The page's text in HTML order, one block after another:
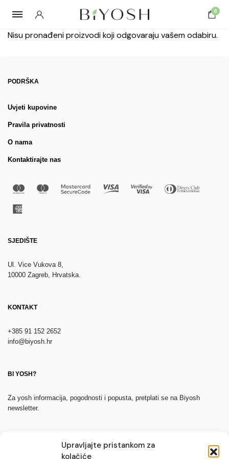
Upravljajte pristankom za
kolačiće
0
Nisu pronađeni proizvodi koji odgovaraju vašem odabiru.
PODRŠKA
Uvjeti kupovine
Pravila privatnosti
O nama
Kontaktirajte nas
SJEDIŠTE
Ul. Vice Vukova 8,
10000 Zagreb, Hrvatska.
KONTAKT
+385 91 152 2652
info@biyosh.hr
BI YOSH?
Za yosh informacija, pogodnosti i popusta, pretplati se na Biyosh
newsletter.